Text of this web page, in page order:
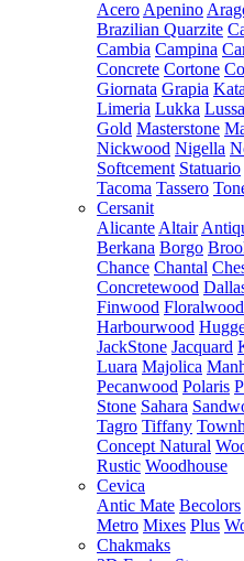
Acero Apenino
Brazilian Quarzite
Cambia Campina
Concrete Cortone
Giornata Grapia
Limeria Lukka
Gold Masterstone
Nickwood Nigella
Softcement Statuario
Tacoma Tassero
Cersanit
Alicante Altair
Berkana Borgo
Chance Chantal
Concretewood
Finwood Floralwood
Harbourwood
JackStone Jacquard
Luara Majolica
Pecanwood Polaris
Stone Sahara
Tagro Tiffany
Concept Natural
Rustic Woodhouse
Cevica
Antic Mate Becolors
Metro Mixes Plus
Chakmaks